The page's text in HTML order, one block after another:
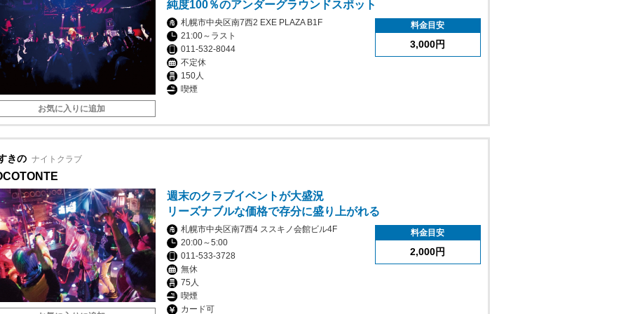
お気に入りに追加
純度100％のアンダーグラウンドスポット
札幌市中央区南7西2 EXE PLAZA B1F
21:00～ラスト
011-532-8044
不定休
150人
喫煙
料金目安
3,000円
きの ナイトクラブ
週末のクラブイベントが大盛況
リーズナブルな価格で存分に盛り上がれる
札幌市中央区南7西4 ススキノ会館ビル4F
20:00～5:00
011-533-3728
無休
75人
喫煙
カード可
料金目安
2,000円